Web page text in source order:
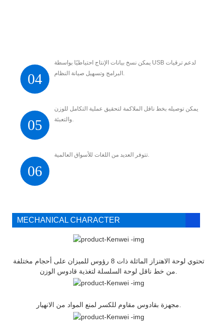
04
يمكن نسخ بيانات الإنتاج احتياطيًا بواسطة USB لدعم ترقيات
البرامج وتسهيل صيانة النظام.
05
يمكن توصيله بخط ناقل الملاكمة لتحقيق عملية التكامل للوزن
06
تتوفر العديد من اللغات للأسواق العالمية.
MECHANICAL CHARACTER
تحتوي لوحة الاهتزاز المائلة ذات 8 رؤوس للميزان على أحجام مختلفة
مجهزة بقادوس مقاوم للكسر لمنع المواد من الانهيار.